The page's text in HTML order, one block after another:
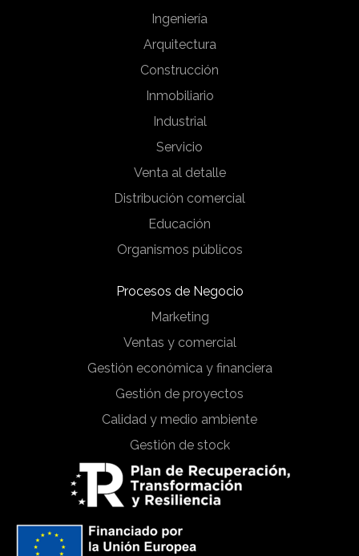
Ingeniería
Arquitectura
Construcción
Inmobiliario
Industrial
Servicio
Venta al detalle
Distribución comercial
Educación
Organismos públicos
Procesos de Negocio
Marketing
Ventas y comercial
Gestión económica y financiera
Gestión de proyectos
Calidad y medio ambiente
Gestión de stock